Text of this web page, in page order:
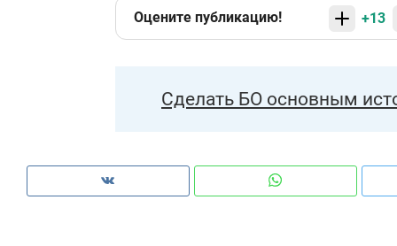
Оцените публикацию! +13
Сделать БО основным